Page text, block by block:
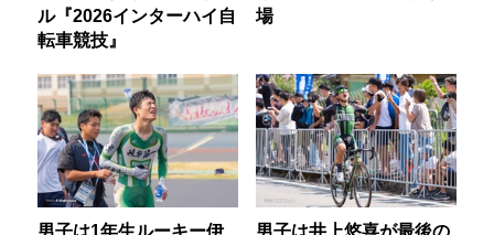
ル『2026インターハイ自
転車競技』
場
男子は1年生ルーキー伊
男子は井上悠喜が最後の